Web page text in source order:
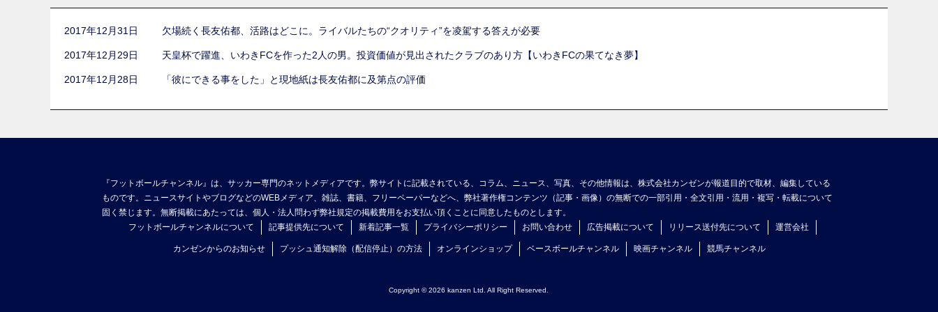
2017年12月31日 欠場続く長友佑都、活路はどこに。ライバルたちの“クオリティ”を凌駕する答えが必要
2017年12月29日 天皇杯で躍進、いわきFCを作った2人の男。投資価値が見出されたクラブのあり方【いわきFCの果てなき夢】
2017年12月28日 「彼にできる事をした」と現地紙は長友佑都に及第点の評価
『フットボールチャンネル』は、サッカー専門のネットメディアです。弊サイトに記載されている、コラム、ニュース、写真、その他情報は、株式会社カンゼンが報道目的で取材、編集している
ものです。ニュースサイトやブログなどのWEBメディア、雑誌、書籍、フリーペーパーなどへ、弊社著作権コンテンツ（記事・画像）の無断での一部引用・全文引用・流用・複写・転載について
固く禁じます。無断掲載にあたっては、個人・法人問わず弊社規定の掲載費用をお支払い頂くことに同意したものとします。
フットボールチャンネルについて
記事提供先について 新着記事一覧 プライバシーポリシー お問い合わせ 広告掲載について リリース送付先について 運営会社
カンゼンからのお知らせ プッシュ通知解除（配信停止）の方法 オンラインショップ ベースボールチャンネル 映画チャンネル 競馬チャンネル
Copyright © 2026 kanzen Ltd. All Right Reserved.